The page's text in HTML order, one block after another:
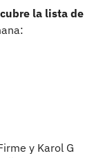
la lista de
y Karol G